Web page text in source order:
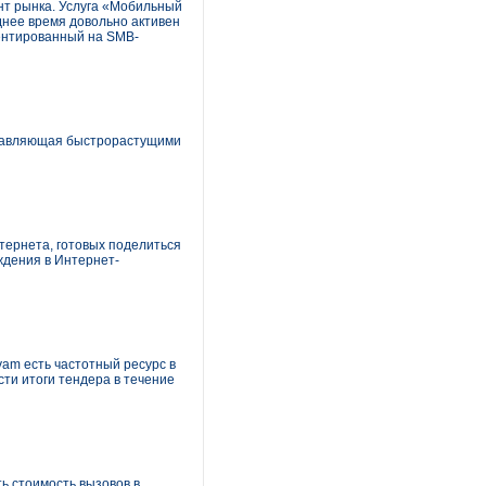
рынка. Услуга «Мобильный
время довольно активен
на SMB-
быстрорастущими
готовых поделиться
в Интернет-
есть частотный ресурс в
итоги тендера в течение